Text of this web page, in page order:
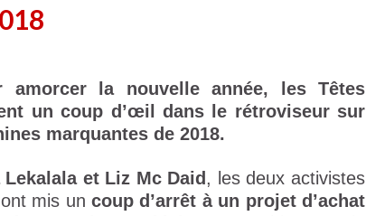
amorcer la nouvelle année, les Têtes
un coup d’œil dans le rétroviseur sur
marquantes de 2018.
Lekalala et Liz Mc Daid , les deux activistes
mis un coup d’arrêt à un projet d’achat